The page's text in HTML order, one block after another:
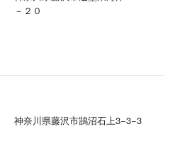
－２０
神奈川県藤沢市鵠沼石上3−3−3